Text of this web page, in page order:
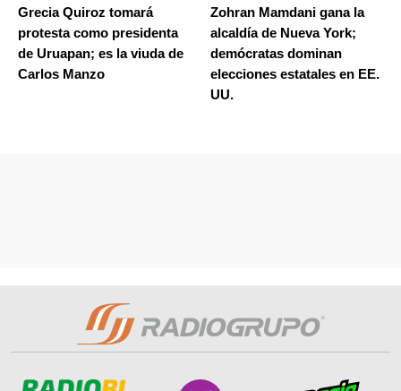
Grecia Quiroz tomará
protesta como presidenta
de Uruapan; es la viuda de
Carlos Manzo
Zohran Mamdani gana la
alcaldía de Nueva York;
demócratas dominan
elecciones estatales en EE.
UU.